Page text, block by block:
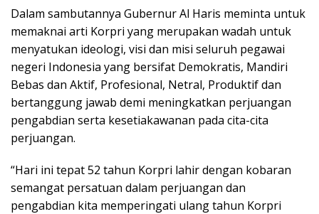
Dalam sambutannya Gubernur Al Haris meminta untuk
memaknai arti Korpri yang merupakan wadah untuk
menyatukan ideologi, visi dan misi seluruh pegawai
negeri Indonesia yang bersifat Demokratis, Mandiri
Bebas dan Aktif, Profesional, Netral, Produktif dan
bertanggung jawab demi meningkatkan perjuangan
pengabdian serta kesetiakawanan pada cita-cita
perjuangan.
“Hari ini tepat 52 tahun Korpri lahir dengan kobaran
semangat persatuan dalam perjuangan dan
pengabdian kita memperingati ulang tahun Korpri